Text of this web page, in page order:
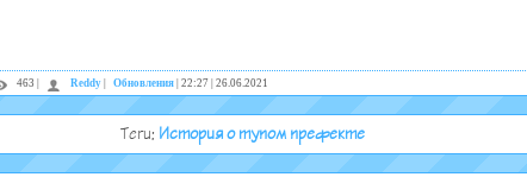
463 | Reddy Обновления | 22:27 | 26.06.2021
Теги: История о тупом префекте